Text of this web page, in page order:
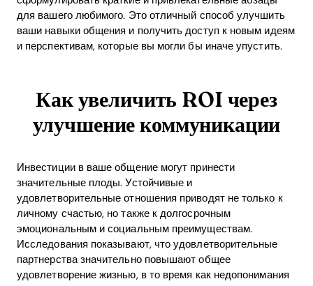
для вашего любимого. Это отличный способ улучшить
ваши навыки общения и получить доступ к новым идеям
и перспективам, которые вы могли бы иначе упустить.
Как увеличить ROI через
улучшение коммуникации
Инвестиции в ваше общение могут принести
значительные плоды. Устойчивые и
удовлетворительные отношения приводят не только к
личному счастью, но также к долгосрочным
эмоциональным и социальным преимуществам.
Исследования показывают, что удовлетворительные
партнерства значительно повышают общее
удовлетворение жизнью, в то время как недопонимания